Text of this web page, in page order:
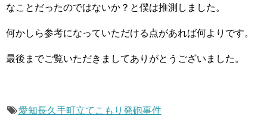
なことだったのではないか？と僕は推測しました。
何かしら参考になっていただける点があれば何よりです。
最後までご覧いただきましてありがとうございました。
愛知長久手町立てこもり発砲事件